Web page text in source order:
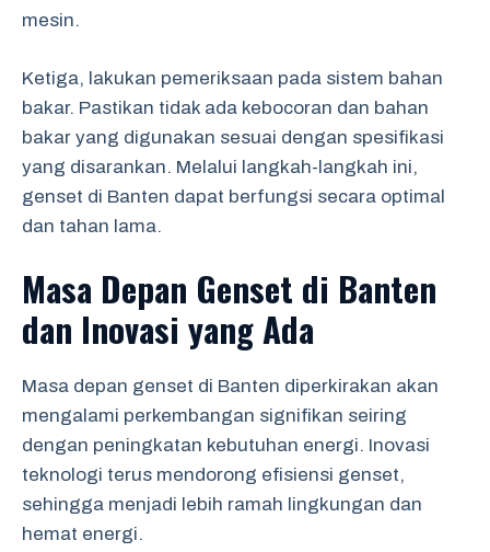
mesin.
Ketiga, lakukan pemeriksaan pada sistem bahan
bakar. Pastikan tidak ada kebocoran dan bahan
bakar yang digunakan sesuai dengan spesifikasi
yang disarankan. Melalui langkah-langkah ini,
genset di Banten dapat berfungsi secara optimal
dan tahan lama.
Masa Depan Genset di Banten
dan Inovasi yang Ada
Masa depan genset di Banten diperkirakan akan
mengalami perkembangan signifikan seiring
dengan peningkatan kebutuhan energi. Inovasi
teknologi terus mendorong efisiensi genset,
sehingga menjadi lebih ramah lingkungan dan
hemat energi.